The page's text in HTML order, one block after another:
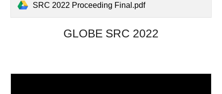
SRC 2022 Proceeding Final.pdf
GLOBE SRC 2022